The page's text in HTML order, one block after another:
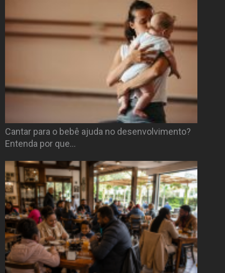
Cantar para o bebê ajuda no desenvolvimento?
Entenda por que…